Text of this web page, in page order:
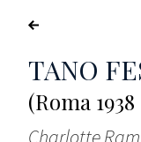
TANO
(Roma
Charlotte